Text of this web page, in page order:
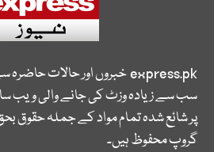
express.pkخبروں اور حالات حاضرہ
سب سے زیادہ وزٹ کی جانے والی ویب
پر شائع شدہ تمام مواد کے جملہ حقوق
گروپ محفوظ ہیں۔